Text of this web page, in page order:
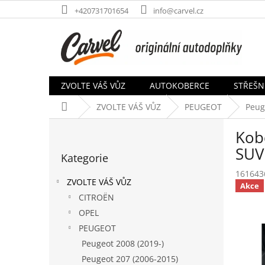
na
+420731701654 info@carvel.cz
ZVOLTE VÁŠ VŮZ AUTOKOBERCE
Domů ZVOLTE VÁŠ VŮZ PEUGEOT
kategorie
Kategorie
ZVOLTE VÁŠ VŮZ
CITROËN
OPEL
PEUGEOT
Peugeot 2008 (2019-)
Peugeot 207 (2006-2015)
Akce